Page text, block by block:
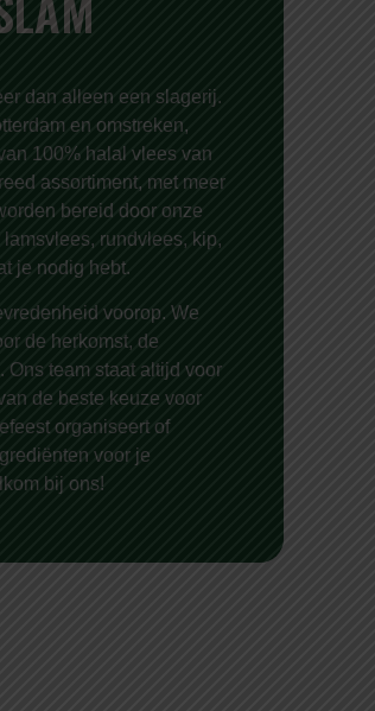
dan alleen een slagerij.
en omstreken,
100% halal vlees van
assortiment, met meer
bereid door onze
rundvlees, kip,
je nodig hebt.
voorop. We
de herkomst, de
Ons team staat altijd voor
de beste keuze voor
organiseert of
voor je
bij ons!